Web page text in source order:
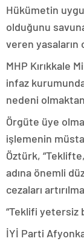
Hükümetin
olduğunu
veren
MHP Kırıkkale
infaz
nedeni olmaktan
Örgüte üye
işlemenin
Öztürk,
adına önemli
cezaları
“Teklifi yetersiz
İYİ Parti